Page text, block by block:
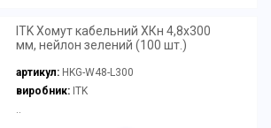
ITK Хомут кабельний ХКн 4,8х300
мм, нейлон зелений (100 шт.)
артикул: HKG-W48-L300
виробник:ITK
..